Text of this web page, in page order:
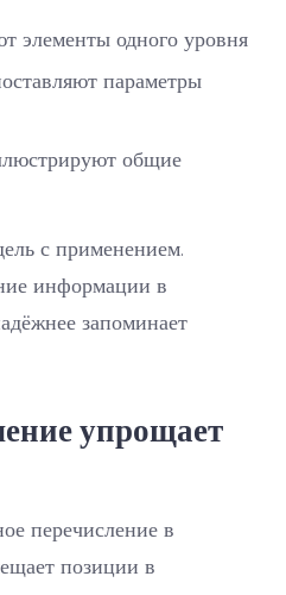
элементы одного уровня
параметры
общие
с применением.
информации в
запоминает
упрощает
перечисление в
позиции в